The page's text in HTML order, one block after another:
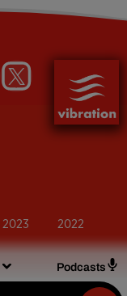
Podcasts
2023 2022